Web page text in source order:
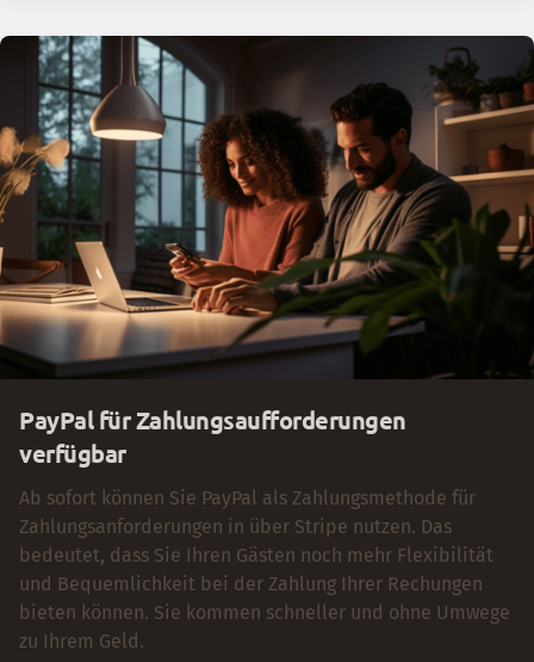
PayPal für Zahlungsaufforderungen
verfügbar
Ab sofort können Sie PayPal als Zahlungsmethode für
Zahlungsanforderungen in über Stripe nutzen. Das
bedeutet, dass Sie Ihren Gästen noch mehr Flexibilität
und Bequemlichkeit bei der Zahlung Ihrer Rechungen
bieten können. Sie kommen schneller und ohne Umwege
zu Ihrem Geld.